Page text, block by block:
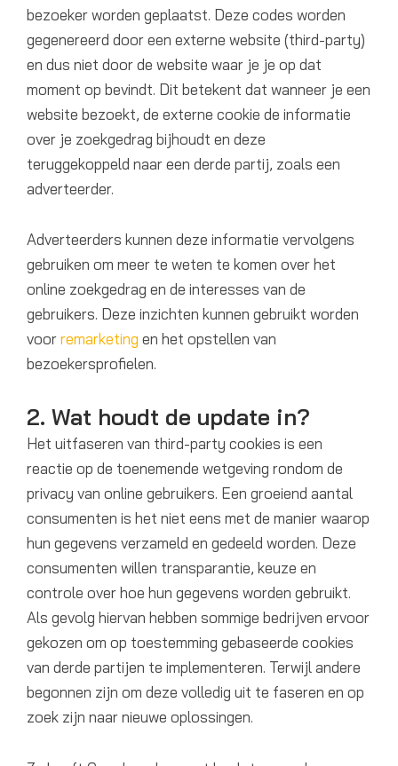
bezoeker worden geplaatst. Deze codes worden
gegenereerd door een externe website (third-party)
en dus niet door de website waar je je op dat
moment op bevindt. Dit betekent dat wanneer je een
website bezoekt, de externe cookie de informatie
over je zoekgedrag bijhoudt en deze
teruggekoppeld naar een derde partij, zoals een
adverteerder.
Adverteerders kunnen deze informatie vervolgens
gebruiken om meer te weten te komen over het
online zoekgedrag en de interesses van de
gebruikers. Deze inzichten kunnen gebruikt worden
voorremarketing en het opstellen van
bezoekersprofielen.
2. Wat houdt de update in?
Het uitfaseren van third-party cookies is een
reactie op de toenemende wetgeving rondom de
privacy van online gebruikers. Een groeiend aantal
consumenten is het niet eens met de manier waarop
hun gegevens verzameld en gedeeld worden. Deze
consumenten willen transparantie, keuze en
controle over hoe hun gegevens worden gebruikt.
Als gevolg hiervan hebben sommige bedrijven ervoor
gekozen om op toestemming gebaseerde cookies
van derde partijen te implementeren. Terwijl andere
begonnen zijn om deze volledig uit te faseren en op
zoek zijn naar nieuwe oplossingen.